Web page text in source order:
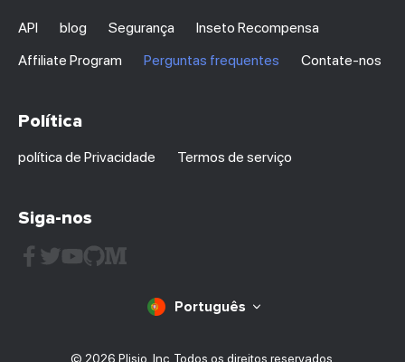
API blog Segurança
Inseto Recompensa
Affiliate Program
Perguntas frequentes Contate-nos
Política
política de Privacidade Termos de serviço
Siga-nos
Português
© 2026 Plisio, Inc. Todos os direitos reservados.